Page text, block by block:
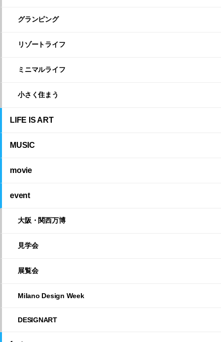
グランピング
リゾートライフ
ミニマルライフ
小さく住まう
LIFE IS ART
MUSIC
movie
event
大阪・関西万博
見学会
展覧会
Milano Design Week
DESIGNART